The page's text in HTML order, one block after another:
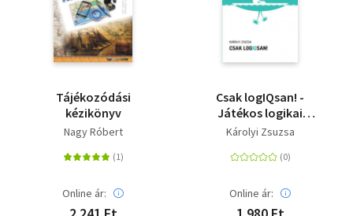
Tájékozódási
kézikönyv
Nagy Róbert
Online ár:
Csak logIQsan! -
Játékos logikai
feladványok minden
Károlyi Zsuzsa
Online ár: